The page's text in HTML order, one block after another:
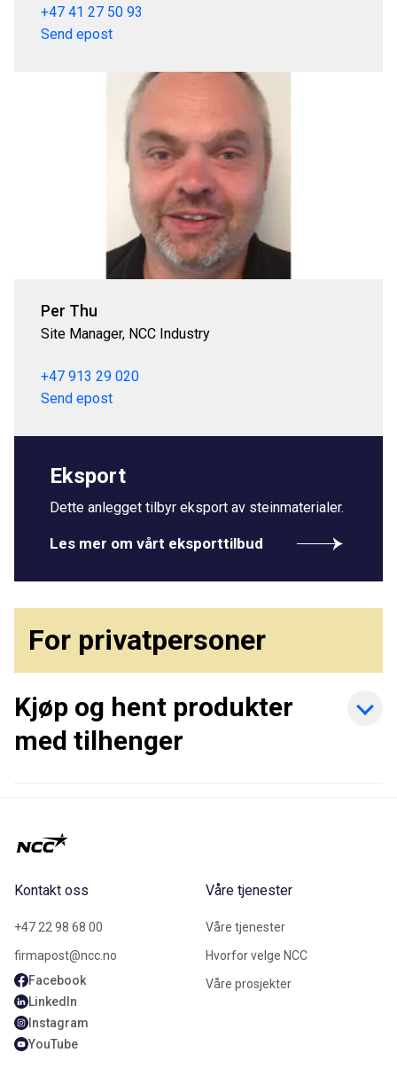
+47 41 27 50 93
Send epost
Per Thu
Site Manager, NCC Industry
+47 913 29 020
Send epost
Eksport
Dette anlegget tilbyr eksport av steinmaterialer.
Les mer om vårt eksporttilbud
For privatpersoner
Kjøp og hent produkter
med tilhenger
Kontakt oss
+47 22 98 68 00
firmapost@ncc.no
Facebook
LinkedIn
Instagram
YouTube
Våre tjenester
Våre tjenester
Hvorfor velge NCC
Våre prosjekter